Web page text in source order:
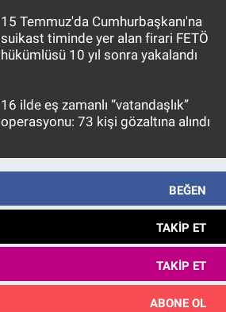
15 Temmuz'da Cumhurbaşkanı'na
suikast timinde yer alan firari FETÖ
hükümlüsü 10 yıl sonra yakalandı
16 ilde eş zamanlı “vatandaşlık”
operasyonu: 73 kişi gözaltına alındı
BEĞEN
TAKIP ET
TAKIP ET
ABONE OL